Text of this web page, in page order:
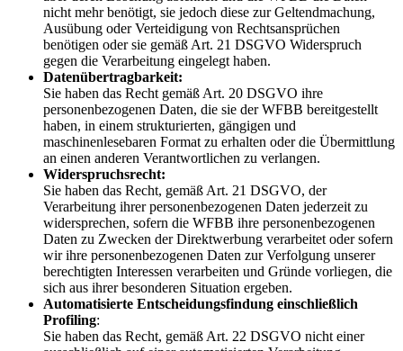
nicht mehr benötigt, sie jedoch diese zur Geltendmachung,
Ausübung oder Verteidigung von Rechtsansprüchen
benötigen oder sie gemäß Art. 21 DSGVO Widerspruch
gegen die Verarbeitung eingelegt haben.
Datenübertragbarkeit:
Sie haben das Recht gemäß Art. 20 DSGVO ihre
personenbezogenen Daten, die sie der WFBB bereitgestellt
haben, in einem strukturierten, gängigen und
maschinenlesebaren Format zu erhalten oder die Übermittlung
an einen anderen Verantwortlichen zu verlangen.
Widerspruchsrecht:
Sie haben das Recht, gemäß Art. 21 DSGVO, der
Verarbeitung ihrer personenbezogenen Daten jederzeit zu
widersprechen, sofern die WFBB ihre personenbezogenen
Daten zu Zwecken der Direktwerbung verarbeitet oder sofern
wir ihre personenbezogenen Daten zur Verfolgung unserer
berechtigten Interessen verarbeiten und Gründe vorliegen, die
sich aus ihrer besonderen Situation ergeben.
Automatisierte Entscheidungsfindung einschließlich
Profiling:
Sie haben das Recht, gemäß Art. 22 DSGVO nicht einer